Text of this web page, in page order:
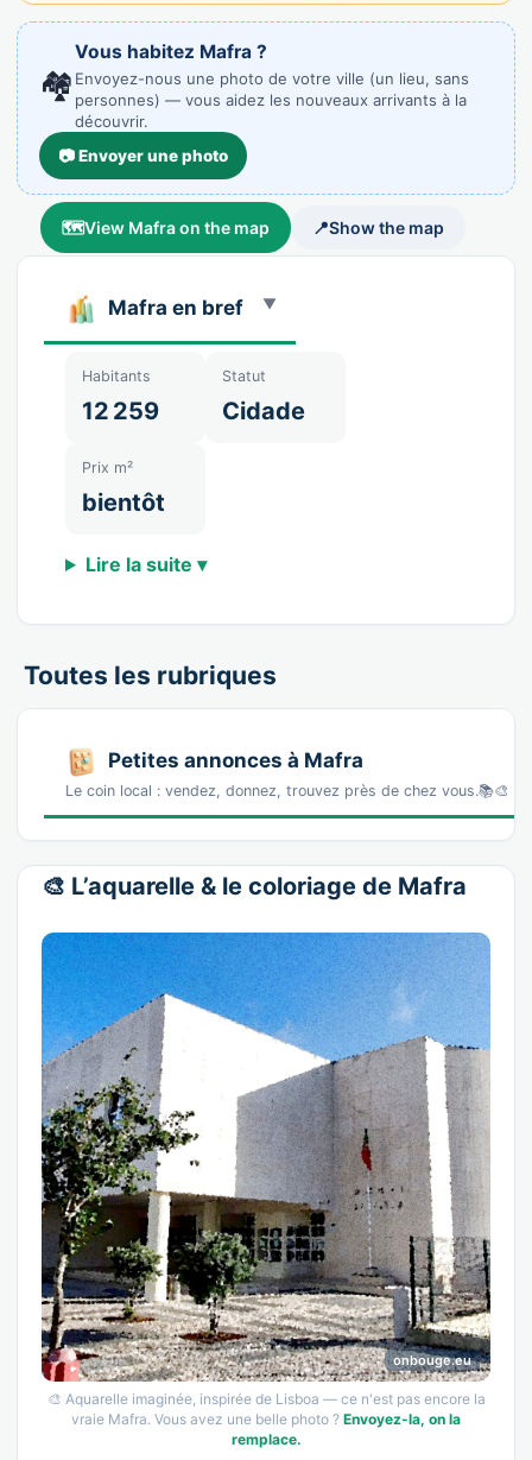
🏘️
Vous habitez Mafra ?
Envoyez-nous une photo de votre ville (un lieu, sans
personnes) — vous aidez les nouveaux arrivants à la
découvrir.
📷 Envoyer une photo
🗺️View Mafra on the map 📍Show the map
Mafra en bref
Habitants
12 259
Statut
Cidade
Prix m²
bientôt
Lire la suite ▾
Toutes les rubriques
Petites annonces à Mafra
Le coin local : vendez, donnez, trouvez près de chez vous.📚🎨
🎨 L’aquarelle & le coloriage de Mafra
onbouge.eu
🎨 Aquarelle imaginée, inspirée de Lisboa — ce n'est pas encore la
vraie Mafra. Vous avez une belle photo ? Envoyez-la, on la
remplace.